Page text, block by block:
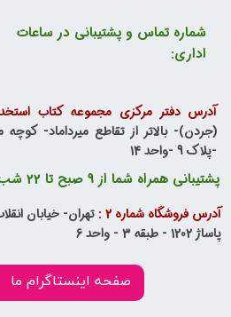
شماره تماس و پشتیبانی در ساعات
اداری:
آدرس دفتر مرکزی مجموعه کتاب
(جردن)- بالاتر از تقاطع میرداماد-
-پلاک 9 -واحد 14
صفحه اینستاگرام ما
پشتیبانی همراه شما از 9 صبح تا 22 شب:
آدرس فروشگاه شماره 2 :
تهران- خیابان
پاساژ 1202 - طبقه 3 - واحد 6